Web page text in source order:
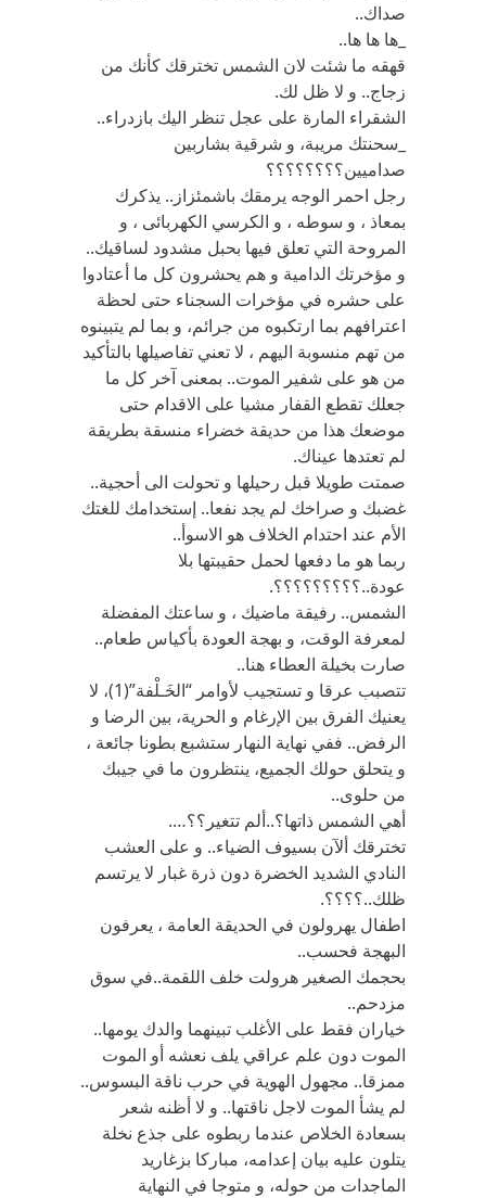
صداك..
_ها ها ها..
قهقه ما شئت لان الشمس تخترقك كأنك من
زجاج.. و لا ظل لك.
الشقراء المارة على عجل تنظر اليك بازدراء..
_سحنتك مريبة، و شرقية بشاربين
صداميين؟؟؟؟؟؟؟؟
رجل احمر الوجه يرمقك باشمئزاز.. يذكرك
بمعاذ ، و سوطه ، و الكرسي الكهربائى ، و
المروحة التي تعلق فيها بحبل مشدود لساقيك..
و مؤخرتك الدامية و هم يحشرون كل ما أعتادوا
على حشره في مؤخرات السجناء حتى لحظة
اعترافهم بما ارتكبوه من جرائم، و بما لم يتبينوه
من تهم منسوبة اليهم ، لا تعني تفاصيلها بالتأكيد
من هو على شفير الموت.. بمعنى آخر كل ما
جعلك تقطع القفار مشيا على الاقدام حتى
موضعك هذا من حديقة خضراء منسقة بطريقة
لم تعتدها عيناك.
صمتت طويلا قبل رحيلها و تحولت الى أحجية..
غضبك و صراخك لم يجد نفعا.. إستخدامك للغتك
الأم عند احتدام الخلاف هو الاسوأ..
ربما هو ما دفعها لحمل حقيبتها بلا
عودة..؟؟؟؟؟؟؟؟؟.
الشمس.. رفيقة ماضيك ، و ساعتك المفضلة
لمعرفة الوقت، و بهجة العودة بأكياس طعام..
صارت بخيلة العطاء هنا..
تتصبب عرقا و تستجيب لأوامر “الخَـلْفة”(1)، لا
يعنيك الفرق بين الإرغام و الحرية، بين الرضا و
الرفض.. ففي نهاية النهار ستشبع بطونا جائعة ،
و يتحلق حولك الجميع، ينتظرون ما في جيبك
من حلوى..
أهي الشمس ذاتها؟..ألم تتغير؟؟….
تخترقك ألآن بسيوف الضياء.. و على العشب
النادي الشديد الخضرة دون ذرة غبار لا يرتسم
ظلك..؟؟؟؟.
اطفال يهرولون في الحديقة العامة ، يعرفون
البهجة فحسب..
بحجمك الصغير هرولت خلف اللقمة..في سوق
مزدحم..
خياران فقط على الأغلب تبينهما والدك يومها..
الموت دون علم عراقي يلف نعشه أو الموت
ممزقا.. مجهول الهوية في حرب ناقة البسوس..
لم يشأ الموت لاجل ناقتها.. و لا أظنه شعر
بسعادة الخلاص عندما ربطوه على جذع نخلة
يتلون عليه بيان إعدامه، مباركا بزغاريد
الماجدات من حوله، و متوجا في النهاية